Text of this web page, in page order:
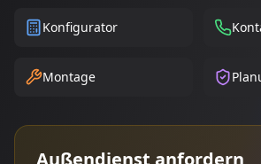
Konfigurator
Montage
Außendienst anfordern